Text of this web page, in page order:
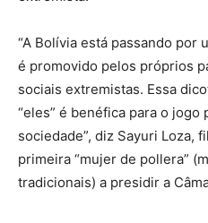
“A Bolívia está passando por
é promovido pelos próprios
sociais extremistas. Essa
“eles” é benéfica para o jogo
sociedade”, diz Sayuri Loza,
primeira “mujer de pollera”
tradicionais) a presidir a